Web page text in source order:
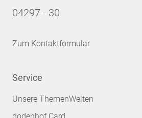
04297 - 30
Zum Kontaktformular
Service
Unsere ThemenWelten